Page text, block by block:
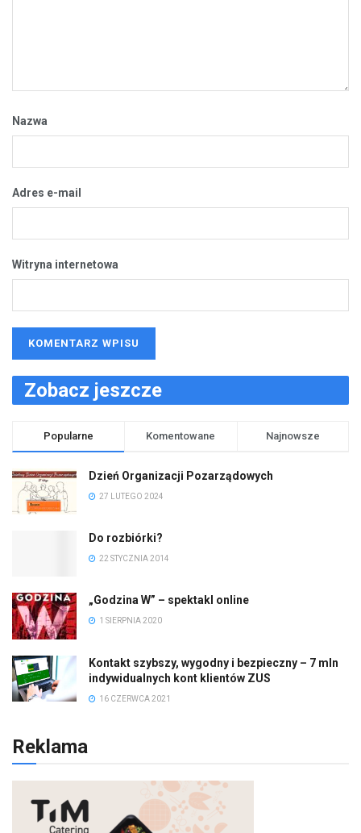
Nazwa
Adres e-mail
Witryna internetowa
Zobacz jeszcze
Popularne Komentowane Najnowsze
Dzień Organizacji Pozarządowych
27 LUTEGO 2024
Do rozbiórki?
22 STYCZNIA 2014
„Godzina W” – spektakl online
1 SIERPNIA 2020
Kontakt szybszy, wygodny i bezpieczny – 7 mln
indywidualnych kont klientów ZUS
16 CZERWCA 2021
Reklama